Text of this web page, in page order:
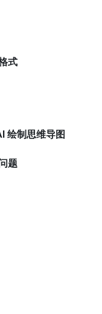
式
绘制思维导图
题